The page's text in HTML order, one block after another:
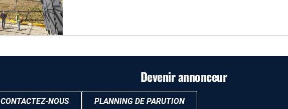
Devenir annonceur
CONTACTEZ-NOUS PLANNING DE PARUTION